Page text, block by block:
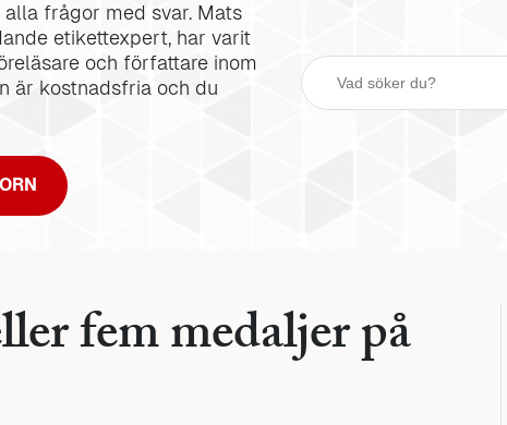
frågor med svar. Mats
etikettexpert, har varit
och författare inom
är kostnadsfria och du
fem medaljer på